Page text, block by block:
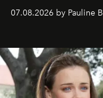
s'arrachent déjà.
07.08.2026 by Pauline